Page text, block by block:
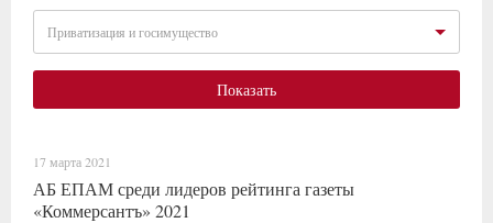
Приватизация и госимущество
Показать
17 марта 2021
АБ ЕПАМ среди лидеров рейтинга газеты
«Коммерсантъ» 2021